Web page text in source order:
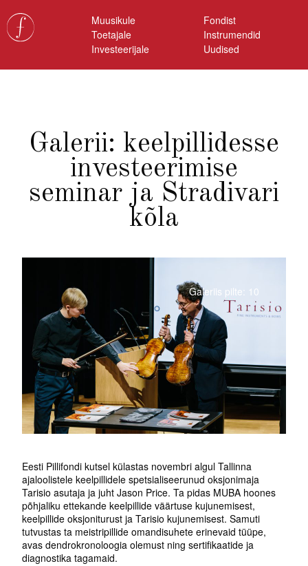
Muusikule
Fondist
Toetajale
Instrumendid
Investeerijale
Uudised
Galerii: keelpillidesse
investeerimise
seminar ja Stradivari
kõla
Galeriis pilte: 10
Eesti Pillifondi kutsel külastas novembri algul Tallinna
ajaloolistele keelpillidele spetsialiseerunud oksjonimaja
Tarisio asutaja ja juht Jason Price. Ta pidas MUBA hoones
põhjaliku ettekande keelpillide väärtuse kujunemisest,
keelpillide oksjoniturust ja Tarisio kujunemisest. Samuti
tutvustas ta meistripillide omandisuhete erinevaid tüüpe,
avas dendrokronoloogia olemust ning sertifikaatide ja
diagnostika tagamaid.